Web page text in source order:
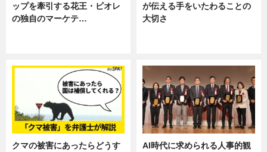
ップを牽引する花王・ビオレ
の独自のマーケテ…
が伝える手をいたわることの
大切さ
クマの被害にあったらどうす
AI時代に求められる人事的観